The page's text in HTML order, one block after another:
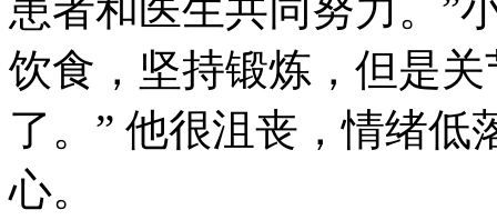
饮食，坚持锻炼，但是
了。” 他很沮丧，情绪低
心。